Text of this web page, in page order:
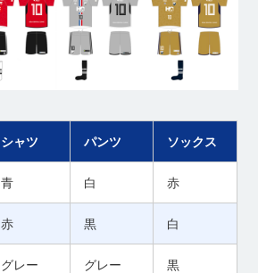
シャツ パンツ ソックス
青 白 赤
赤 黒 白
グレー グレー 黒